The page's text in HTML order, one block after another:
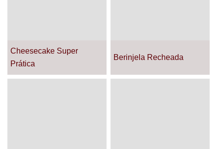
Cheesecake Super
Prática
Berinjela Recheada